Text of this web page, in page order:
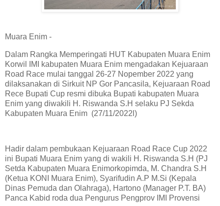
Muara Enim -
Dalam Rangka Memperingati HUT Kabupaten Muara Enim
Korwil IMI kabupaten Muara Enim mengadakan Kejuaraan
Road Race mulai tanggal 26-27 Nopember 2022 yang
dilaksanakan di Sirkuit NP Gor Pancasila, Kejuaraan Road
Rece Bupati Cup resmi dibuka Bupati kabupaten Muara
Enim yang diwakili H. Riswanda S.H selaku PJ Sekda
Kabupaten Muara Enim (27/11/2022l)
Hadir dalam pembukaan Kejuaraan Road Race Cup 2022
ini Bupati Muara Enim yang di wakili H. Riswanda S.H (PJ
Setda Kabupaten Muara Enimorkopimda, M. Chandra S.H
(Ketua KONI Muara Enim), Syarifudin A.P M.Si (Kepala
Dinas Pemuda dan Olahraga), Hartono (Manager P.T. BA)
Panca Kabid roda dua Pengurus Pengprov IMI Provensi